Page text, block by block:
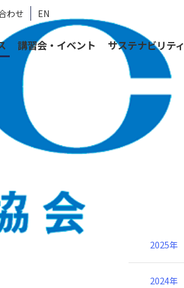
講習会・イベント サステナビリティ
わせ EN
可能に ニュース
2025年
2024年